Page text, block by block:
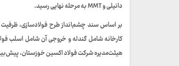
دانیلی و MMT به مرحله نهایی رسید.
کارخانه شامل گندله و خروجی آن شامل اسلب
هیئت‌مدیره شرکت فولاد اکسین خوزستان، پیش‌بینی می‌شود